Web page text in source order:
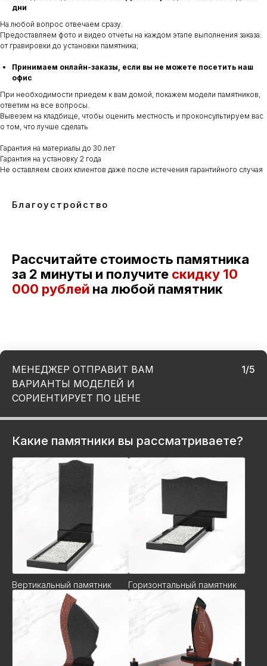
дни
На любой вопрос отвечаем сразу.
Предоставляем фото и видео отчеты на каждом этапе выполнения заказа:
от гравировки до установки памятника;
Принимаем онлайн-заказы, если вы не можете посетить наш
офис
При необходимости приедем к вам домой, покажем модели памятников,
ответим на все вопросы.
Вывезем на кладбище, чтобы оценить местность и проконсультируем вас
о том, что лучше сделать
Гарантия на материалы до 30 лет
Гарантия на установку 2 года
Не оставляем своих клиентов даже после истечения гарантийного случая
Благоустройство
Рассчитайте стоимость памятника
за 2 минуты и получите скидку 10
000 рублей на любой памятник
МЕНЕДЖЕР ОТПРАВИТ ВАМ
ВАРИАНТЫ МОДЕЛЕЙ И
СОРИЕНТИРУЕТ ПО ЦЕНЕ
1/5
Какие памятники вы рассматриваете?
Вертикальный памятник Горизонтальный памятник